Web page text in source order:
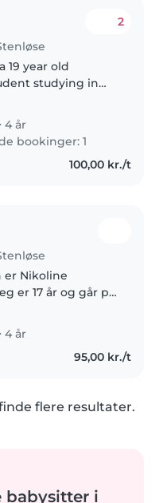
2
19 year old
studying in
both danish
have prior
to a 5
4 år
bookinger: 1
100,00 kr./t
er 17 år og går på
Jeg har
for børn og har
med at passe dem
4 år
95,00 kr./t
flere resultater.
babysitter i